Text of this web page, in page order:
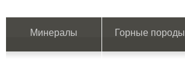
Минералы Горные породы